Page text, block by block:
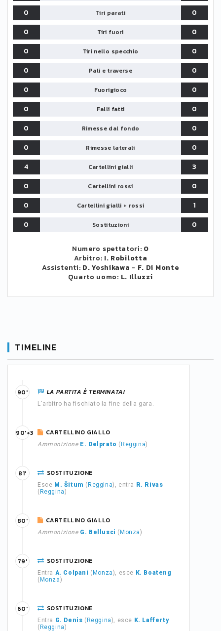
0 Tiri parati
0
0
Tiri fuori
0
0
Tiri nello specchio
0
0
Pali e traverse
0
0
Fuorigioco
0
0
Falli fatti
0
0
Rimesse dal fondo
0
0
Rimesse laterali
0
4
Cartellini gialli
3
0
Cartellini rossi
0
0
Cartellini gialli + rossi
1
0
Sostituzioni 0
Numero spettatori: 0
Arbitro: I. Robilotta
Assistenti: D. Yoshikawa - F. Di Monte
Quarto uomo: L. Illuzzi
TIMELINE
LA PARTITA È TERMINATA!
L'arbitro ha fischiato la fine della gara.
90'
CARTELLINO GIALLO
Ammonizione E. Delprato ( Reggina)
90'+3
SOSTITUZIONE
Esce M. Šitum ( Reggina), entra
R. Rivas
( Reggina)
81'
CARTELLINO GIALLO
Ammonizione G. Bellusci ( Monza)
80'
SOSTITUZIONE
Entra A. Colpani ( Monza), esce K. Boateng
( Monza)
79'
SOSTITUZIONE
Entra G. Denis ( Reggina), esce K. Lafferty
( Reggina)
60'